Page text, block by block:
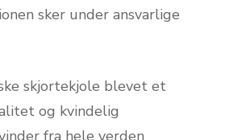
sker under ansvarlige
skjortekjole blevet et
og kvindelig
fra hele verden